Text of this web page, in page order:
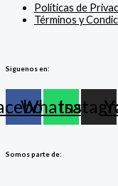
Políticas de
Términos y
Siguenos en:
Whatsapp
Somos parte de: